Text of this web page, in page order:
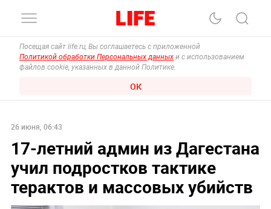
Посещая сайт life.ru, Вы соглашаетесь с приложенной
Политикой обработки Персональных данных и с использованием
файлов cookie, указанных в данной Политике.
ОК
26 июня, 06:43
17-летний админ из Дагестана
учил подростков тактике
терактов и массовых убийств